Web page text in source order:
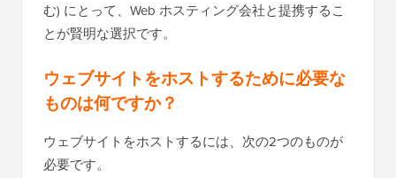
む) にとって、Web ホスティング会社と提携するこ
とが賢明な選択です。
ウェブサイトをホストするために必要な
ものは何ですか？
ウェブサイトをホストするには、次の2つのものが
必要です。